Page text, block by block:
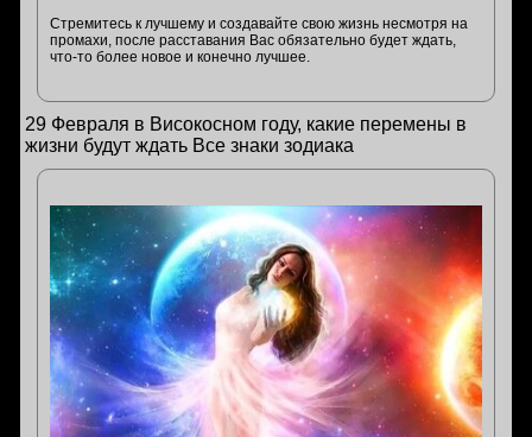
Стремитесь к лучшему и создавайте свою жизнь несмотря на
промахи, после расставания Вас обязательно будет ждать,
что-то более новое и конечно лучшее.
29 Февраля в Високосном году, какие перемены в
жизни будут ждать Все знаки зодиака